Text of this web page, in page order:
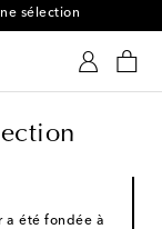
sélection
a été fondée à